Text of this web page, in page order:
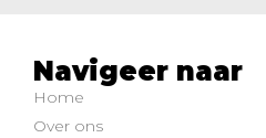
Navigeer naar
Home
Over ons